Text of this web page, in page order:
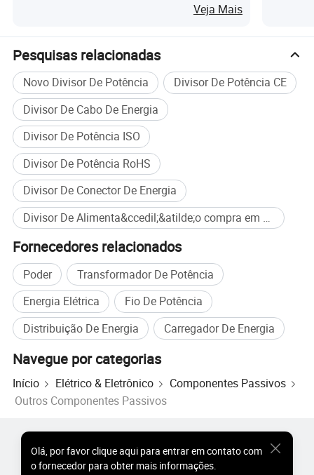
3. Aplicações:
1. Otimização da rede de comunicações móveis e sistema de
distribuição de interior
2. Comunicação de cluster, comunicação por satélite,
comunicação de ondas curtas e rádio gritante
Veja Mais
Pesquisas relacionadas
Novo Divisor De Potência
Divisor De Potência CE
Divisor De Cabo De Energia
Divisor De Potência ISO
Divisor De Potência RoHS
Divisor De Conector De Energia
Divisor De Alimenta&ccedil;&atilde;o compra em massa
Fornecedores relacionados
Poder
Transformador De Potência
Energia Elétrica
Fio De Potência
Distribuição De Energia
Carregador De Energia
Navegue por categorias
Início Elétrico & Eletrônico
Componentes Passivos
Outros Componentes Passivos
Olá, por favor clique aqui para entrar em contato com
o fornecedor para obter mais informações.
Produtos Quentes por Atacado
Comprador de Estrela